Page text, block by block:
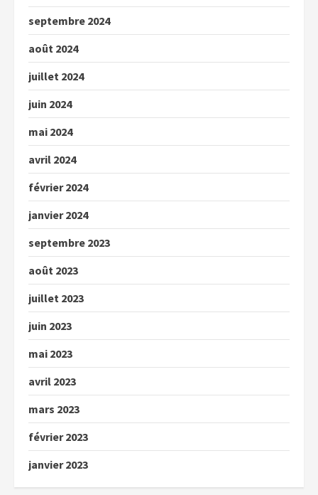
septembre 2024
août 2024
juillet 2024
juin 2024
mai 2024
avril 2024
février 2024
janvier 2024
septembre 2023
août 2023
juillet 2023
juin 2023
mai 2023
avril 2023
mars 2023
février 2023
janvier 2023